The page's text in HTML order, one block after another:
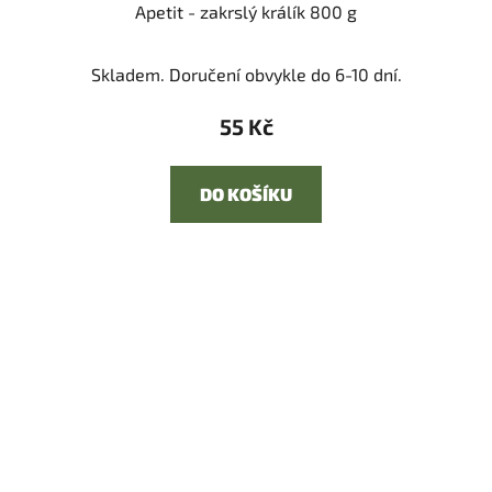
Apetit - zakrslý králík 800 g
Skladem. Doručení obvykle do 6-10 dní.
55 Kč
DO KOŠÍKU